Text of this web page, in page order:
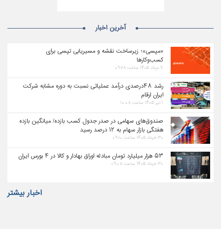
آخرین اخبار
«مپسی»؛ زیرساخت نقشه و مسیریابی تپسی برای
کسب‌وکارها
۷ مرداد ۱۴۰۵ ساعت ۰۹:۲۸
رشد ۴۸درصدی درآمد عملیاتی نسبت به دوره مشابه شرکت
ایران ارقام
۱ تیر ۱۴۰۵ ساعت ۱۰:۰۸
صندوق‌های سهامی در صدر جدول کسب بازده/ میانگین بازده
هفتگی بازار سهام به ۱۲ درصد رسید
۳۰ خرداد ۱۴۰۵ ساعت ۰۹:۱۰
۵۳ هزار میلیارد تومان مبادله اوراق بهادار و کالا در ۴ بورس ایران
۳۰ خرداد ۱۴۰۵ ساعت ۰۹:۰۸
اخبار بیشتر